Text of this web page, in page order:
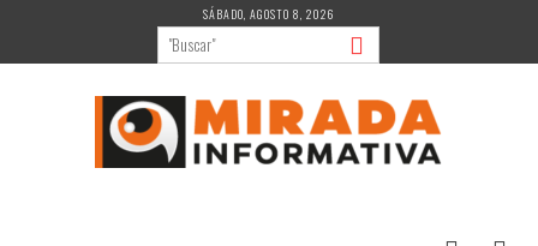
contenido
SÁBADO, AGOSTO 8, 2026